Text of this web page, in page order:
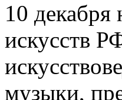
10 декабря
искусств
музыки,